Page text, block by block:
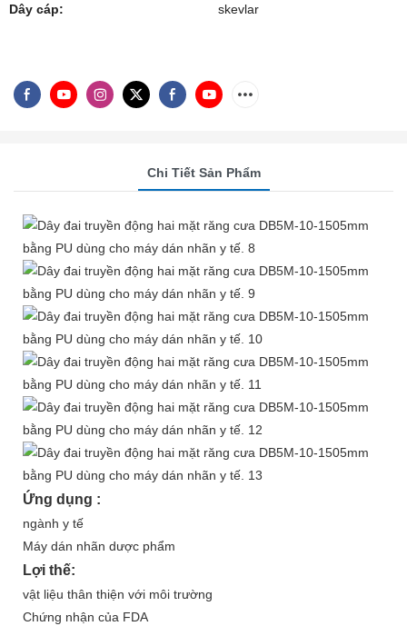
Dây cáp: skevlar
Chi Tiết Sản Phẩm
Ứng dụng :
ngành y tế
Máy dán nhãn dược phẩm
Lợi thế:
vật liệu thân thiện với môi trường
Chứng nhận của FDA